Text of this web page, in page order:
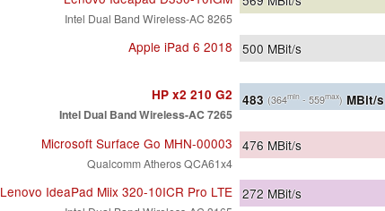
Intel Dual Band Wireless-AC 8265
Apple iPad 6 2018 500 MBit/s
HP x2 210 G2
Intel Dual Band Wireless-AC 7265
483 (364min - 559max) MBit/s
Microsoft Surface Go MHN-00003
Qualcomm Atheros QCA61x4
476 MBit/s
Lenovo IdeaPad Miix 320-10ICR Pro LTE 272 MBit/s